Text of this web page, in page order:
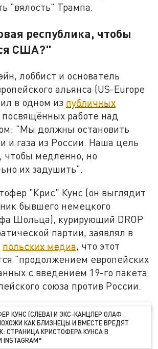
"вялость" Трампа.
республика, чтобы
США?"
лоббист и основатель
альянса (US-Europe
в одном из публичных
посвящённых работе над
"Мы должны остановить
и газа из России. Наша цель
чтобы медленно, но
их задушить".
"Крис" Кунс (он выглядит
бывшего немецкого
Шольца), курирующий DROP
партии, заявлял в
польских медиа, что этот
"продолжением европейских
с введением 19-го пакета
союза против России.
КУНС (СЛЕВА) И ЭКС-КАНЦЛЕР ОЛАФ
КАК БЛИЗНЕЦЫ И ВМЕСТЕ ВРЕДЯТ
СТРАНИЦА КРИСТОФЕРА КУНСА В